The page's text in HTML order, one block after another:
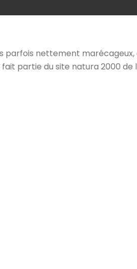
parfois nettement
partie du site natura 2000 de